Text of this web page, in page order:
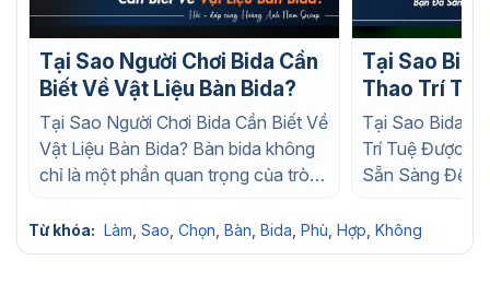
Tại Sao Người Chơi Bida Cần
Biết Về Vật Liệu Bàn Bida?
Tại Sao Người Chơi Bida Cần Biết Về
Vật Liệu Bàn Bida? Bàn bida không
chỉ là một phần quan trọng của trò
Tại Sao
Thao Trí
Thích? Bạn Đã Sẵn Sàng Để
Trở Thành
Nghiệp?
Tại Sao Bida
Trí Tuệ Được
Sẵn Sàng Để
Từ khóa: Làm Sao Chọn Bàn Bida Phù Hợp Không